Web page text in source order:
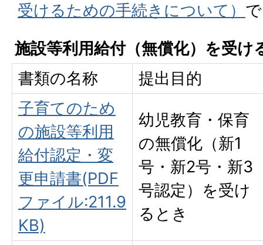
受けるための手続きについて）
施設等利用給付（無償化）を受け
書類の名称
提出目的
子育てのため
の施設等利用
給付認定・変
更申請書(PDF
ファイル:211.9
KB)
幼児教育・保育
の無償化（新1
号・新2号・新3
号認定）を受け
るとき